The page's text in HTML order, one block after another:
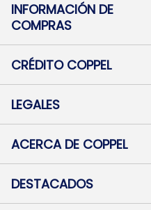
INFORMACIÓN DE
COMPRAS
Términos y condiciones
Botón de arrepentimiento
Mapa de sitio
CRÉDITO COPPEL
Solicitar Crédito
Medios de Pago
Pago Fácil Online
LEGALES
Baja contratos
Defensa al consumidor CABA
ACERCA DE COPPEL
Trabajá con Nosotros
Preguntas Frecuentes
DESTACADOS